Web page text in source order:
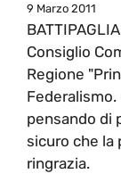
9 Marzo 2011
Consiglio
Regione
Federalismo.
pensando di
sicuro che la
ringrazia.